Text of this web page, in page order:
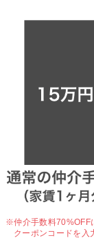
※仲介手数料70%OFF
クーポンコードを入